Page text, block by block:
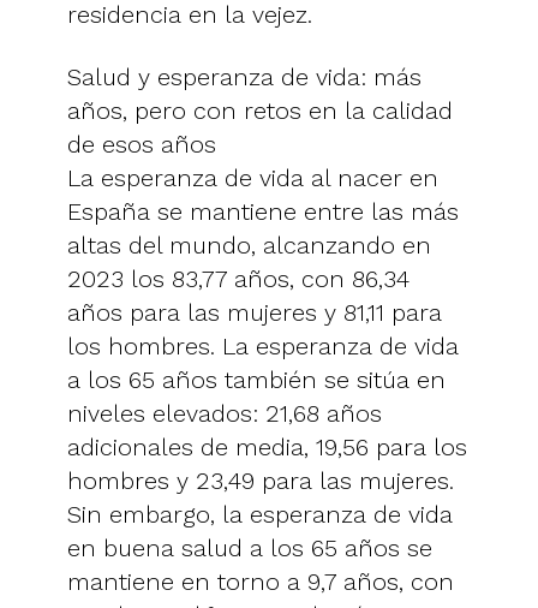
residencia en la vejez.
Salud y esperanza de vida: más
años, pero con retos en la calidad
de esos años
La esperanza de vida al nacer en
España se mantiene entre las más
altas del mundo, alcanzando en
2023 los 83,77 años, con 86,34
años para las mujeres y 81,11 para
los hombres. La esperanza de vida
a los 65 años también se sitúa en
niveles elevados: 21,68 años
adicionales de media, 19,56 para los
hombres y 23,49 para las mujeres.
Sin embargo, la esperanza de vida
en buena salud a los 65 años se
mantiene en torno a 9,7 años, con